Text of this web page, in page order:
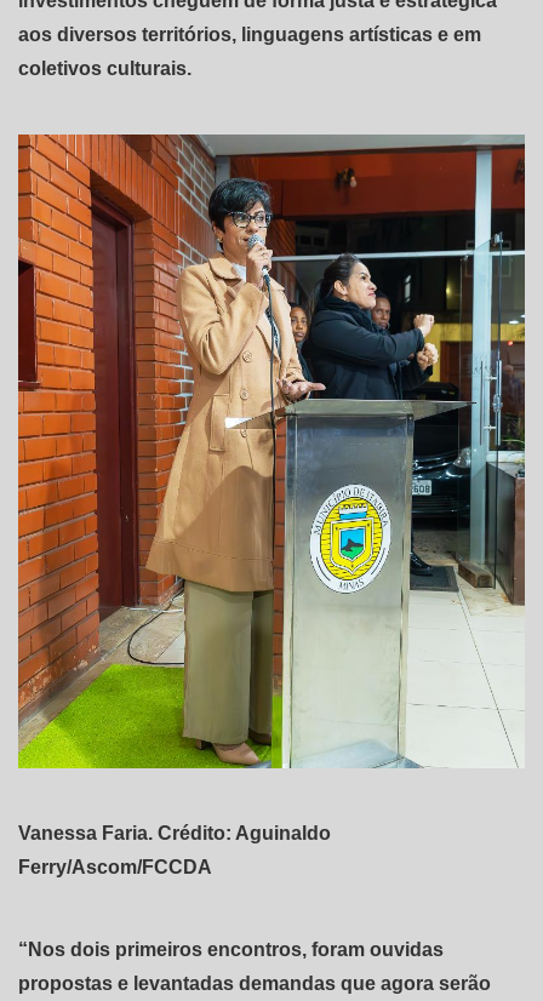
aos diversos territórios, linguagens artísticas e em
coletivos culturais.
Vanessa Faria. Crédito: Aguinaldo
Ferry/Ascom/FCCDA
“Nos dois primeiros encontros, foram ouvidas
propostas e levantadas demandas que agora serão